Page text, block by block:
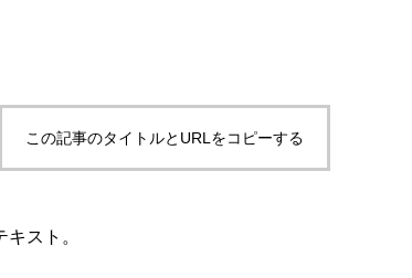
この記事のタイトルとURLをコピーする
スト。